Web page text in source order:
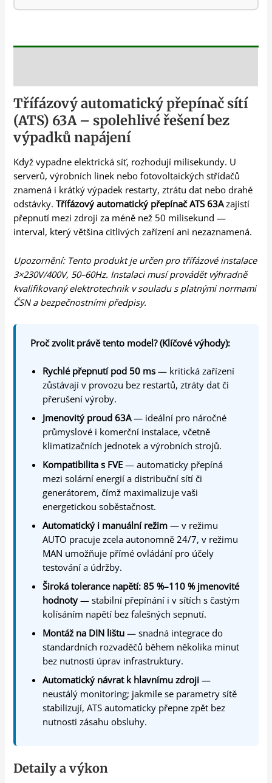
Třífázový automatický přepínač sítí
(ATS) 63A – spolehlivé řešení bez
výpadků napájení
Když vypadne elektrická síť, rozhodují milisekundy. U
serverů, výrobních linek nebo fotovoltaických střídačů
znamená i krátký výpadek restarty, ztrátu dat nebo drahé
odstávky.Třífázový automatický přepínač ATS 63Azajistí
přepnutí mezi zdroji za méně než 50 milisekund —
interval, který většina citlivých zařízení ani nezaznamená.
Upozornění: Tento produkt je určen pro třífázové instalace
3×230V/400V, 50–60Hz. Instalaci musí provádět výhradně
kvalifikovaný elektrotechnik v souladu s platnými normami
ČSN a bezpečnostními předpisy.
Proč zvolit právě tento model? (Klíčové výhody):
Rychlé přepnutí pod 50 ms — kritická zařízení
zůstávají v provozu bez restartů, ztráty dat či
přerušení výroby.
Jmenovitý proud 63A— ideální pro náročné
průmyslové i komerční instalace, včetně
klimatizačních jednotek a výrobních strojů.
Kompatibilita s FVE — automaticky přepíná
mezi solární energií a distribuční sítí či
generátorem, čímž maximalizuje vaši
energetickou soběstačnost.
Automatický i manuální režim — v režimu
AUTO pracuje zcela autonomně 24/7, v režimu
MAN umožňuje přímé ovládání pro účely
testování a údržby.
Široká tolerance napětí: 85 %–110 % jmenovité
hodnoty — stabilní přepínání i v sítích s častým
kolísáním napětí bez falešných sepnutí.
Montáž na DIN lištu — snadná integrace do
standardních rozvaděčů během několika minut
bez nutnosti úprav infrastruktury.
Automatický návrat k hlavnímu zdroji —
neustálý monitoring; jakmile se parametry sítě
stabilizují, ATS automaticky přepne zpět bez
nutnosti zásahu obsluhy.
Detaily a výkon